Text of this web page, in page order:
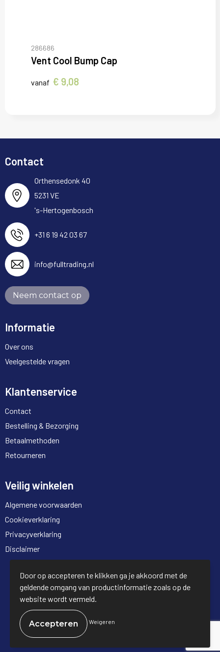
286686
Vent Cool Bump Cap
vanaf € 9,08
Contact
Orthensedonk 40
5231 VE
's-Hertogenbosch
+31 6 19 42 03 67
info@fulltrading.nl
Neem contact op
Informatie
Over ons
Veelgestelde vragen
Klantenservice
Contact
Bestelling & Bezorging
Betaalmethoden
Retourneren
Veilig winkelen
Algemene voorwaarden
Cookieverklaring
Privacyverklaring
Disclaimer
© Copyright Full Trading 2026
Door op accepteren te klikken ga je akkoord met de
geldende omgang van productinformatie zoals op de
website wordt vermeld.
Weigeren